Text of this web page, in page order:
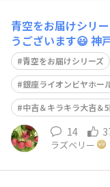
青空をお届けシリー
うございます😃 神
最高気温は35度です🥵 今日のストレッチは、難易
ってでも座ってで
引き上げて背筋を
幅に広げ
青空をお届けシリーズ
銀座ライオンビヤホー
中吉＆キラキラ大吉＆
14
ラズベリー